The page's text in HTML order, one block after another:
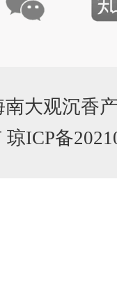
大观沉香
ICP备